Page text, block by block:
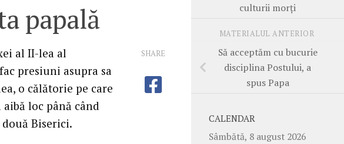
papală
al II-lea al
presiuni asupra sa
o călătorie pe care
loc până când
Biserici.
SHARE
culturii morţi
MATERIALUL ANTERIOR
Să acceptăm cu bucurie
disciplina Postului, a
spus Papa
CALENDAR
Sâmbătă, 8 august 2026